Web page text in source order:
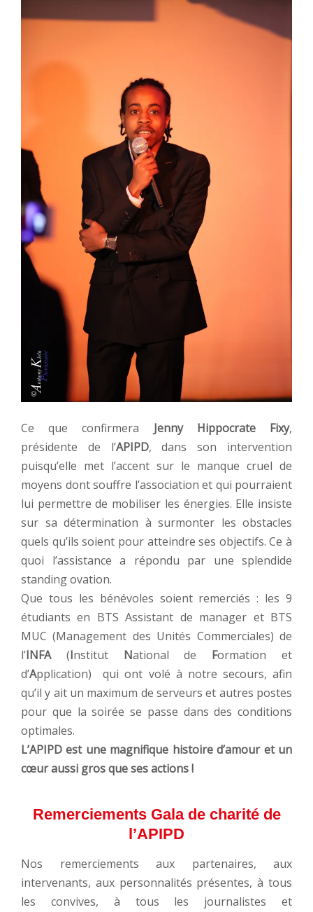
Ce que confirmera Jenny Hippocrate Fixy,
présidente de l’APIPD, dans son intervention
puisqu’elle met l’accent sur le manque cruel de
moyens dont souffre l’association et qui pourraient
lui permettre de mobiliser les énergies. Elle insiste
sur sa détermination à surmonter les obstacles
quels qu’ils soient pour atteindre ses objectifs. Ce à
quoi l’assistance a répondu par une splendide
standing ovation.
Que tous les bénévoles soient remerciés : les 9
étudiants en BTS Assistant de manager et BTS
MUC (Management des Unités Commerciales) de
l’INFA(Institut National de Formation et
d’Application) qui ont volé à notre secours, afin
qu’il y ait un maximum de serveurs et autres postes
pour que la soirée se passe dans des conditions
optimales.
L’APIPD est une magnifique histoire d’amour et un
cœur aussi gros que ses actions !
Remerciements Gala de charité de
l’APIPD
Nos remerciements aux partenaires, aux
intervenants, aux personnalités présentes, à tous
les convives, à tous les journalistes et